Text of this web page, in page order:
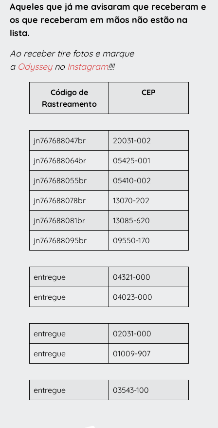
Aqueles que já me avisaram que receberam e
os que receberam em mãos não estão na
lista.
Ao receber tire fotos e marque
a Odysseyno Instagram!!!!
Código de
Rastreamento
CEP
jn767688047br 20031-002
jn767688064br 05425-001
jn767688055br 05410-002
jn767688078br 13070-202
jn767688081br 13085-620
jn767688095br 09550-170
entregue 04321-000
entregue 04023-000
entregue 02031-000
entregue 01009-907
entregue 03543-100